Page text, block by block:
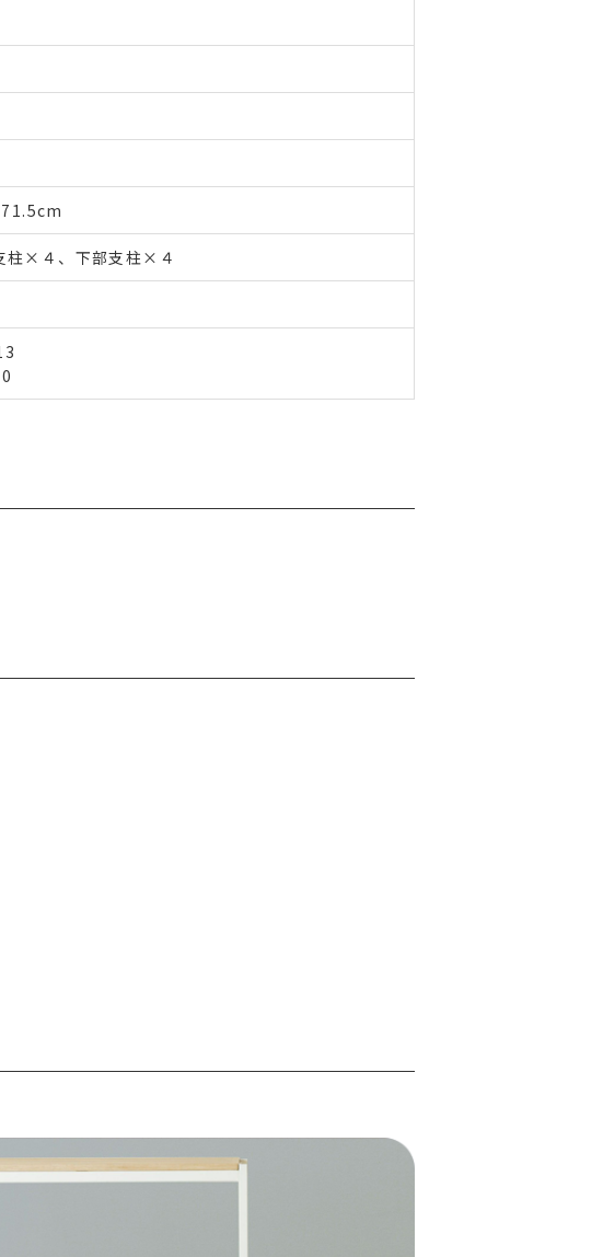
柱×４、下部支柱×４